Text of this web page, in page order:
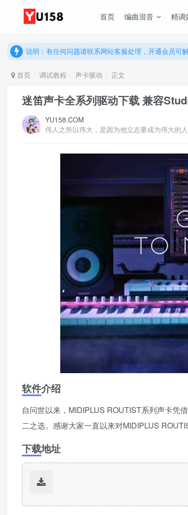
首页 编曲混音 精调
说明：有任何问题请联系网站客服处理，开通会员可
说明：有任何问题请联系网站客服处理，开通会员可
首页 调试教程 声卡驱动 正文
迷笛声卡全系列驱动下载 兼容
YU158.COM
伟人之所以伟大，是因为他立志要成为伟大的人
软件介绍
自问世以来，MIDIPLUS ROUTIST系列声卡凭
二之选。感谢大家一直以来对MIDIPLUS
下载地址